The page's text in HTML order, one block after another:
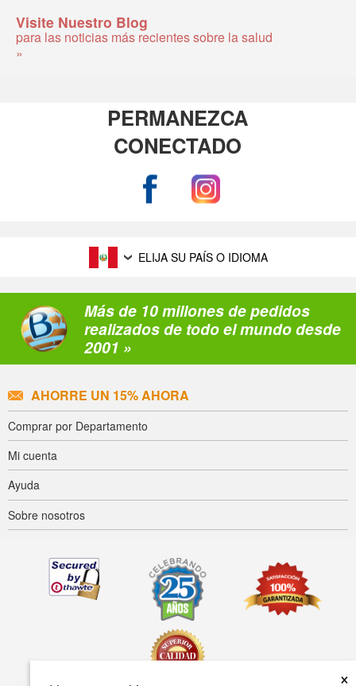
×
Visite Nuestro Blog
para las noticias más recientes sobre la salud
»
PERMANEZCA
CONECTADO
ELIJA SU PAÍS O IDIOMA
Más de 10 millones de pedidos
realizados de todo el mundo desde
2001 »
AHORRE UN 15% AHORA
Comprar por Departamento
Mi cuenta
Ayuda
Sobre nosotros